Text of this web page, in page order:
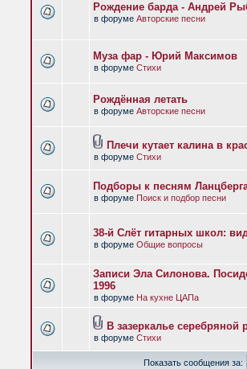
Рождение барда - Андрей
в форуме Авторские песни
Муза фар - Юрий Максимов
в форуме Стихи
Рождённая летать
в форуме Авторские песни
Плечи кутает калина в
в форуме Стихи
Подборы к песням
в форуме Поиск и подбор песни
38-й Слёт гитарных школ:
в форуме Общие вопросы
Записи Эла Силонова.
1996
в форуме На кухне ЦАПа
В зазеркалье серебряной
в форуме Стихи
Показать сообщения за: